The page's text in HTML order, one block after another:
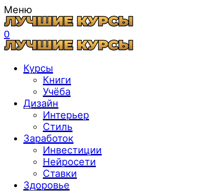
Меню
0
Курсы
Книги
Учёба
Дизайн
Интерьер
Стиль
Заработок
Инвестиции
Нейросети
Ставки
Здоровье